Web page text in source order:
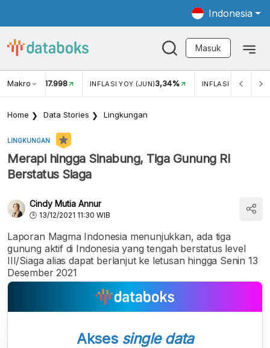
Indonesia
Masuk
Makro
USD/IDR 17.998 INFLASI YOY (JUN)3,34% INFLASI MOM
Home Data Stories Lingkungan
LINGKUNGAN
Merapi hingga Sinabung, Tiga Gunung RI
Berstatus Siaga
Cindy Mutia Annur
13/12/2021 11:30 WIB
Laporan Magma Indonesia menunjukkan, ada tiga
gunung aktif di Indonesia yang tengah berstatus level
III/Siaga alias dapat berlanjut ke letusan hingga Senin 13
Desember 2021
Akses single data